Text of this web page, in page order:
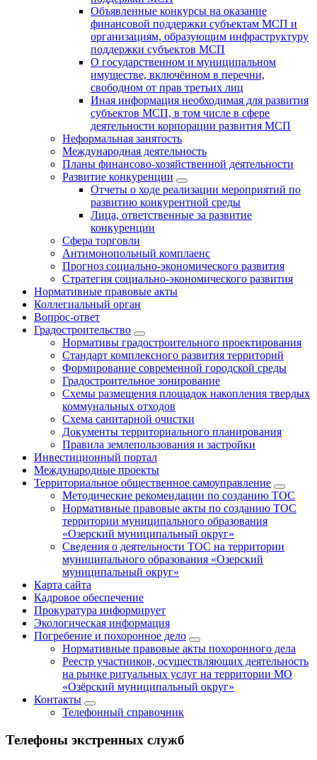
Объявленные конкурсы на оказание
финансовой поддержки субъектам МСП и
организациям, образующим инфраструктуру
поддержки субъектов МСП
О государственном и муниципальном
имуществе, включённом в перечни,
свободном от прав третьих лиц
Иная информация необходимая для развития
субъектов МСП, в том числе в сфере
деятельности корпорации развития МСП
Неформальная занятость
Международная деятельность
Планы финансово-хозяйственной деятельности
Развитие конкуренции
Отчеты о ходе реализации мероприятий по
развитию конкурентной среды
Лица, ответственные за развитие
конкуренции
Сфера торговли
Антимонопольный комплаенс
Прогноз социально-экономического развития
Стратегия социально-экономического развития
Нормативные правовые акты
Коллегиальный орган
Вопрос-ответ
Градостроительство
Нормативы градостроительного проектирования
Стандарт комплексного развития территорий
Формирование современной городской среды
Градостроительное зонирование
Схемы размещения площадок накопления твердых
коммунальных отходов
Схема санитарной очистки
Документы территориального планирования
Правила землепользования и застройки
Инвестиционный портал
Международные проекты
Территориальное общественное самоуправление
Методические рекомендации по созданию ТОС
Нормативные правовые акты по созданию ТОС
территории муниципального образования
«Озерский муниципальный округ»
Сведения о деятельности ТОС на территории
муниципального образования «Озерский
муниципальный округ»
Карта сайта
Кадровое обеспечение
Прокуратура информирует
Экологическая информация
Погребение и похоронное дело
Нормативные правовые акты похоронного дела
Реестр участников, осуществляющих деятельность
на рынке ритуальных услуг на территории МО
«Озёрский муниципальный округ»
Контакты
Телефонный справочник
Телефоны экстренных служб